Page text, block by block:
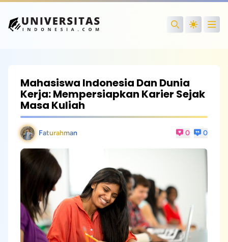
Search
Mahasiswa Indonesia Dan Dunia
Kerja: Mempersiapkan Karier Sejak
Masa Kuliah
Faturahman 0 0